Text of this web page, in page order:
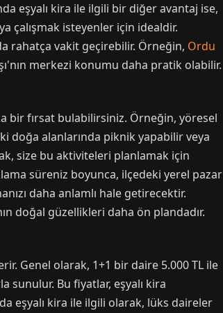
eşyalı kira ile ilgili bir diğer avantaj ise,
çalışmak isteyenler için idealdir.
rahatça vakit geçirebilir. Örneğin, Ordu
merkezi konumu daha pratik olabilir.
bir fırsat bulabilirsiniz. Örneğin, yöresel
doğa alanlarında piknik yapabilir veya
size bu aktiviteleri planlamak için
süreniz boyunca, ilçedeki yerel pazar
daha anlamlı hale getirecektir.
doğal güzellikleri daha ön plandadır.
Genel olarak, 1+1 bir daire 5.000 TL ile
sunulur. Bu fiyatlar, eşyalı kira
eşyalı kira ile ilgili olarak, lüks daireler